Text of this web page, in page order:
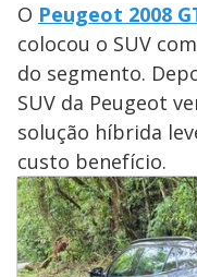
O Peugeot 2008
colocou o SUV
do segmento.
SUV da Peugeot
solução híbrida
custo benefício.